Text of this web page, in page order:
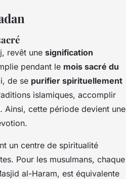
revêt une signification
pendant le mois sacré du
de se purifier spirituellement
islamiques, accomplir
Ainsi, cette période devient une
un centre de spiritualité
Pour les musulmans, chaque
al-Haram, est équivalente